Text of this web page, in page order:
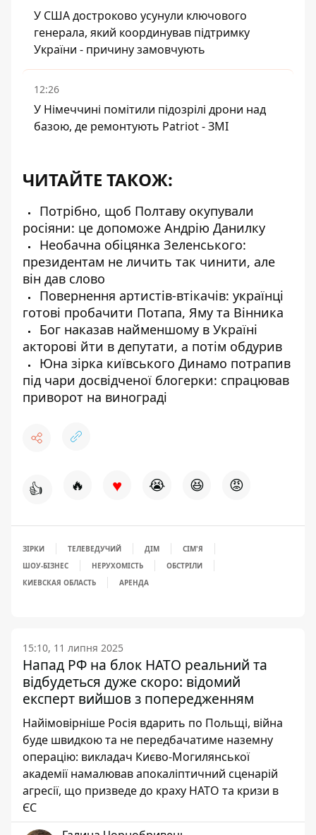
У США достроково усунули ключового
генерала, який координував підтримку
України - причину замовчують
12:26
У Німеччині помітили підозрілі дрони над
базою, де ремонтують Patriot - ЗМІ
ЧИТАЙТЕ ТАКОЖ:
Потрібно, щоб Полтаву окупували
росіяни: це допоможе Андрію Данилку
Необачна обіцянка Зеленського:
президентам не личить так чинити, але
він дав слово
Повернення артистів-втікачів: українці
готові пробачити Потапа, Яму та Вінника
Бог наказав найменшому в Україні
акторові йти в депутати, а потім обдурив
Юна зірка київського Динамо потрапив
під чари досвідченої блогерки: спрацював
приворот на винограді
👍 🔥 ♥ 😭 😆 😡
ЗІРКИ ТЕЛЕВЕДУЧИЙ ДІМ
СІМ'Я
ШОУ-БІЗНЕС
НЕРУХОМІСТЬ
ОБСТРІЛИ
КИЕВСКАЯ ОБЛАСТЬ
АРЕНДА
15:10, 11 липня 2025
Напад РФ на блок НАТО реальний та
відбудеться дуже скоро: відомий
експерт вийшов з попередженням
Найімовірніше Росія вдарить по Польщі, війна
буде швидкою та не передбачатиме наземну
операцію: викладач Києво-Могилянської
академії намалював апокаліптичний сценарій
агресії, що призведе до краху НАТО та кризи в
ЄС